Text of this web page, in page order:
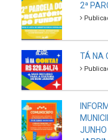
2ª
TÁ NA
JUNHO